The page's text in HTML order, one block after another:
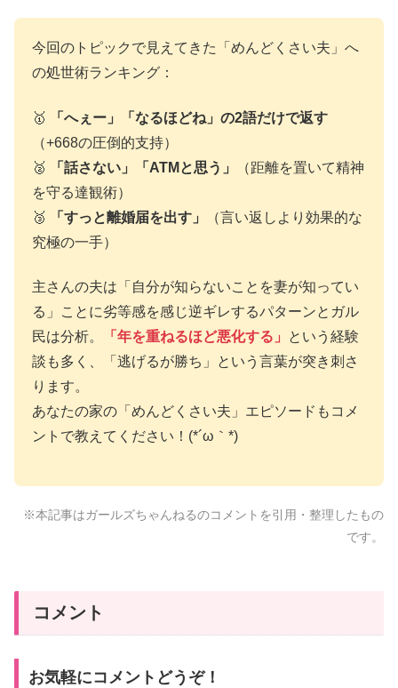
今回のトピックで見えてきた「めんどくさい夫」へ
の処世術ランキング：
🥇
「へぇー」「なるほどね」の2語だけで返す
（+668の圧倒的支持）
🥈
「話さない」「ATMと思う」
（距離を置いて精神
を守る達観術）
🥉
「すっと離婚届を出す」
（言い返しより効果的な
究極の一手）
主さんの夫は「自分が知らないことを妻が知ってい
る」ことに劣等感を感じ逆ギレするパターンとガル
民は分析。
「年を重ねるほど悪化する」
という経験
談も多く、「逃げるが勝ち」という言葉が突き刺さ
ります。
あなたの家の「めんどくさい夫」エピソードもコメ
ントで教えてください！(*´ω｀*)
※本記事はガールズちゃんねるのコメントを引用・整理したもの
です。
コメント
お気軽にコメントどうぞ！